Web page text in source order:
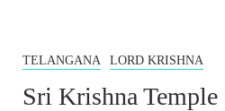
TELANGANA LORD KRISHNA
Sri Krishna Temple